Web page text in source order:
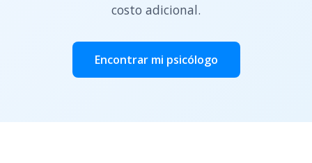
costo adicional.
Encontrar mi psicólogo